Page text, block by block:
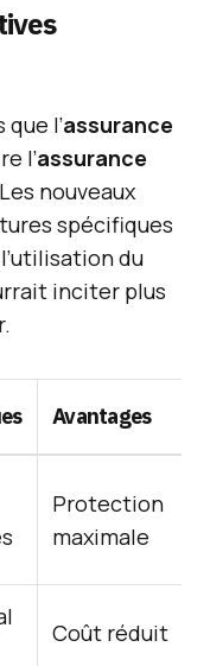
l’assurance
l’assurance
nouveaux
spécifiques
du
inciter plus
Avantages
Protection
maximale
Coût réduit